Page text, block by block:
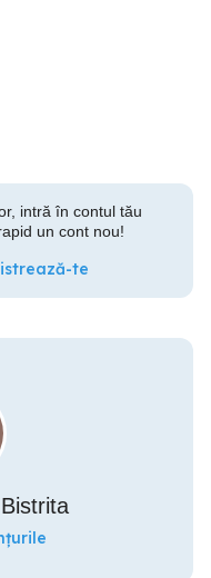
intră în contul tău
un cont nou!
te